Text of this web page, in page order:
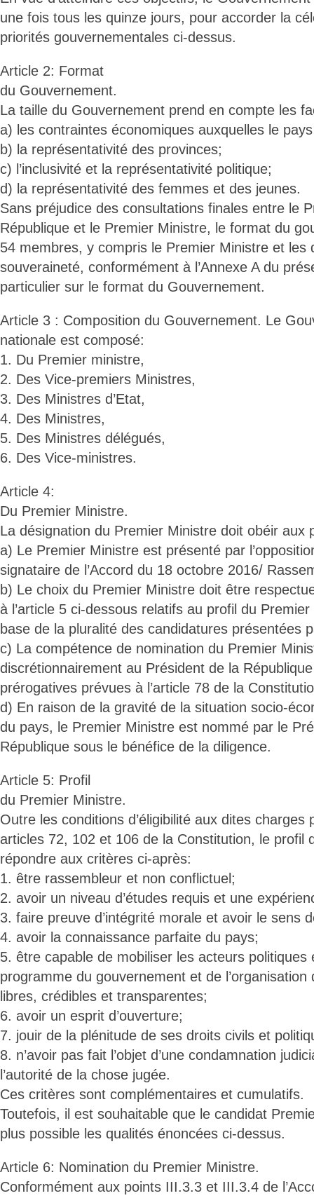
une fois tous les quinze jours, pour accorder la
priorités gouvernementales ci-dessus.
Article 2: Format
du Gouvernement.
La taille du Gouvernement prend en compte les
a) les contraintes économiques auxquelles le
b) la représentativité des provinces;
c) l’inclusivité et la représentativité politique;
d) la représentativité des femmes et des jeunes.
Sans préjudice des consultations finales entre le
République et le Premier Ministre, le format du
54 membres, y compris le Premier Ministre et les
souveraineté, conformément à l’Annexe A du
particulier sur le format du Gouvernement.
Article 3 : Composition du Gouvernement. Le
nationale est composé:
1. Du Premier ministre,
2. Des Vice-premiers Ministres,
3. Des Ministres d’Etat,
4. Des Ministres,
5. Des Ministres délégués,
6. Des Vice-ministres.
Article 4:
Du Premier Ministre.
La désignation du Premier Ministre doit obéir aux
a) Le Premier Ministre est présenté par
signataire de l’Accord du 18 octobre 2016/
b) Le choix du Premier Ministre doit être
à l’article 5 ci-dessous relatifs au profil du
base de la pluralité des candidatures présentées
c) La compétence de nomination du Premier
discrétionnairement au Président de la
prérogatives prévues à l’article 78 de la
d) En raison de la gravité de la situation socio-
du pays, le Premier Ministre est nommé par le
République sous le bénéfice de la diligence.
Article 5: Profil
du Premier Ministre.
Outre les conditions d’éligibilité aux dites charges
articles 72, 102 et 106 de la Constitution, le profil
répondre aux critères ci-après:
1. être rassembleur et non conflictuel;
2. avoir un niveau d’études requis et une
3. faire preuve d’intégrité morale et avoir le sens
4. avoir la connaissance parfaite du pays;
5. être capable de mobiliser les acteurs politiques
programme du gouvernement et de
libres, crédibles et transparentes;
6. avoir un esprit d’ouverture;
7. jouir de la plénitude de ses droits civils et
8. n’avoir pas fait l’objet d’une condamnation
l’autorité de la chose jugée.
Ces critères sont complémentaires et cumulatifs.
Toutefois, il est souhaitable que le candidat
plus possible les qualités énoncées ci-dessus.
Article 6: Nomination du Premier Ministre.
Conformément aux points III.3.3 et III.3.4 de